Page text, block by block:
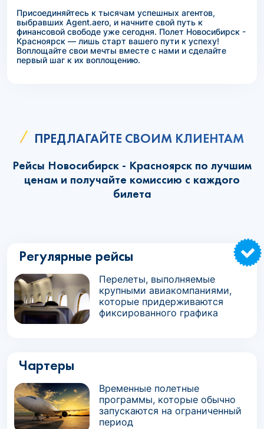
Присоединяйтесь к тысячам успешных агентов,
выбравших Agent.aero, и начните свой путь к
финансовой свободе уже сегодня. Полет Новосибирск -
Красноярск — лишь старт вашего пути к успеху!
Воплощайте свои мечты вместе с нами и сделайте
первый шаг к их воплощению.
ПРЕДЛАГАЙТЕ СВОИМ КЛИЕНТАМ
Рейсы Новосибирск - Красноярск по лучшим
ценам и получайте комиссию с каждого
билета
Регулярные рейсы
Перелеты, выполняемые
крупными авиакомпаниями,
которые придерживаются
фиксированного графика
Чартеры
Временные полетные
программы, которые обычно
запускаются на ограниченный
период